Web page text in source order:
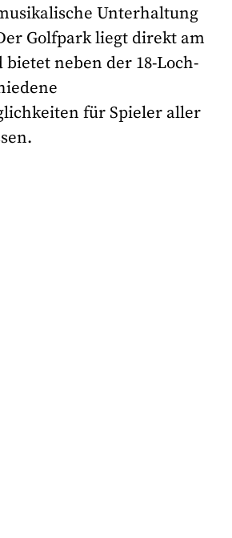
Unterhaltung
Golfpark liegt direkt am
bietet neben der 18-Loch-
für Spieler aller